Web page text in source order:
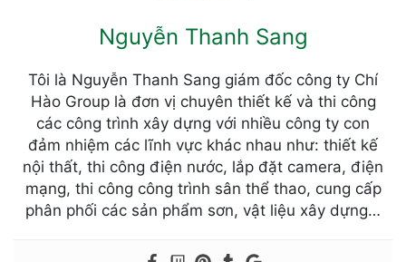
Nguyễn Thanh Sang
Tôi là Nguyễn Thanh Sang giám đốc công ty Chí
Hào Group là đơn vị chuyên thiết kế và thi công
các công trình xây dựng với nhiều công ty con
đảm nhiệm các lĩnh vực khác nhau như: thiết kế
nội thất, thi công điện nước, lắp đặt camera, điện
mạng, thi công công trình sân thể thao, cung cấp
phân phối các sản phẩm sơn, vật liệu xây dựng…